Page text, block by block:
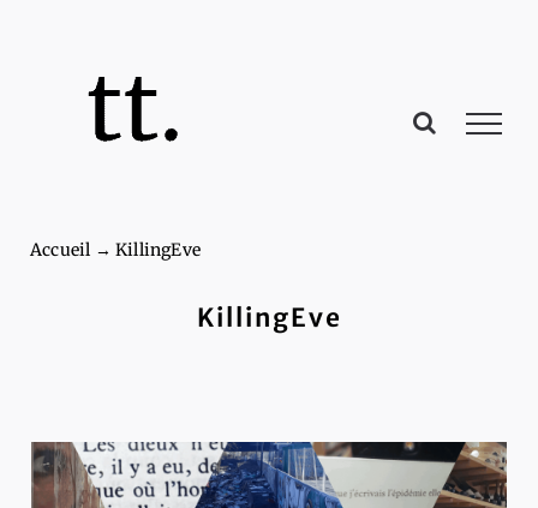
Accueil → KillingEve
KillingEve